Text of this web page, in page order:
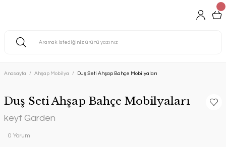
Anasayfa Ahşap Mobilya Duş Seti Ahşap Bahçe Mobilyaları
Duş Seti Ahşap Bahçe Mobilyaları
keyf Garden
0 Yorum